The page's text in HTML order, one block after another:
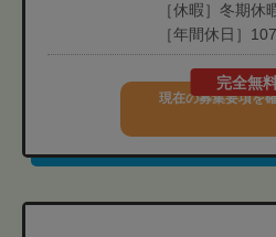
［休暇］冬期休
［年間休日］
完全無
現在の募集要項を